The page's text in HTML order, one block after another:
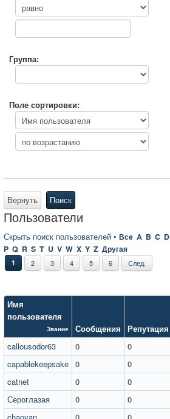
Группа:
Поле сортировки:
Вернуть Поиск
Пользователи
Скрыть поиск пользователей • Все A B C D
P Q R S T U V W X Y Z Другая
1 2 3 4 5 6 След.
Имя
пользователя
Звание Сообщения Репутация
callousodor63
0 0
capablekeepsake 0
0
catnet
0 0
Сероглазая
0
0